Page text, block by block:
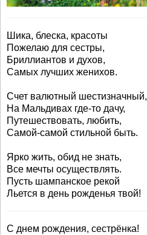
Шика, блеска, красоты
Пожелаю для сестры,
Бриллиантов и духов,
Самых лучших женихов.
Счет валютный шестизначный,
На Мальдивах где-то дачу,
Путешествовать, любить,
Самой-самой стильной быть.
Ярко жить, обид не знать,
Все мечты осуществлять.
Пусть шампанское рекой
Льется в день рожденья твой!
С днем рождения, сестрёнка!